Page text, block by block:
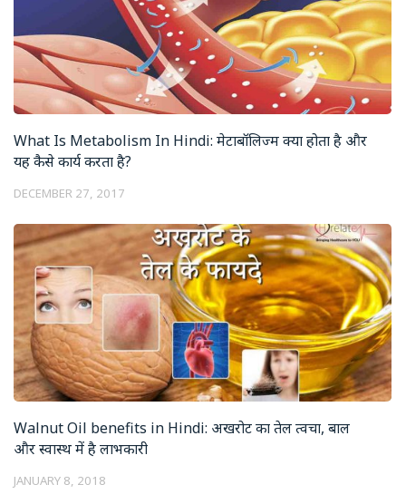
What Is Metabolism In Hindi: मेटाबॉलिज्म क्या होता है और
यह कैसे कार्य करता है?
DECEMBER 27, 2017
Walnut Oil benefits in Hindi: अखरोट का तेल त्वचा, बाल
और स्वास्थ में है लाभकारी
JANUARY 8, 2018